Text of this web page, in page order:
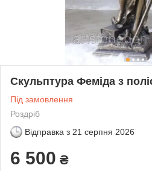
Скульптура Феміда з
Під замовлення
Роздріб
Відправка з 21 серпня 2026
6 500 ₴